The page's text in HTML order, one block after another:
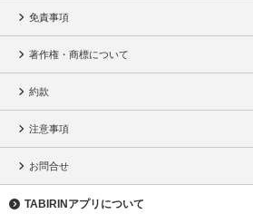
免責事項
著作権・商標について
約款
注意事項
お問合せ
TABIRINアプリについて